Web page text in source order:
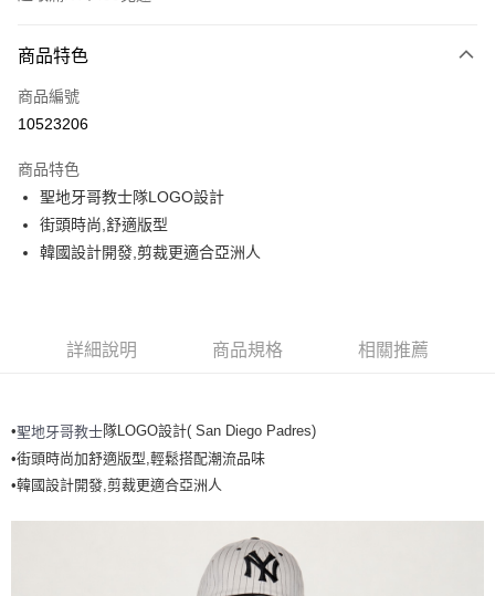
信用卡一次付款
超商取貨付款
Apple Pay
街口支付
全家取貨付款<未取貨列黑名單/不支援離島取退>
全家取貨<不支援離島取退>
每筆NT$60，滿NT$499(含以上)免運費
每筆NT$60，滿NT$499(含以上)免運費
7-11取貨<不支援離島取退>
商品特色
商品編號
10523206
商品特色
聖地牙哥教士隊LOGO設計
街頭時尚,舒適版型
韓國設計開發,剪裁更適合亞洲人
詳細說明 商品規格 相關推薦
•聖地牙哥教士隊LOGO設計( San Diego Padres)
•街頭時尚加舒適版型,輕鬆搭配潮流品味
•韓國設計開發,剪裁更適合亞洲人